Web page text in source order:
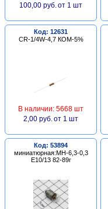
100,00 руб. от 1 шт
Код: 12631
CR-1/4W-4,7 КОМ-5%
В наличии: 5668 шт
2,00 руб. от 1 шт
Код: 53894
миниатюрная:МН-6,3-0,3
Е10/13 82-89г